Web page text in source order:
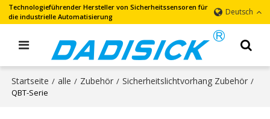
Technologieführender Hersteller von Sicherheitssensoren für
die industrielle Automatisierung
Deutsch
Startseite / alle / Zubehör / Sicherheitslichtvorhang Zubehör /
QBT-Serie